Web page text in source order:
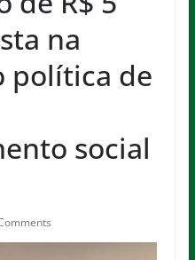
na
política de
social